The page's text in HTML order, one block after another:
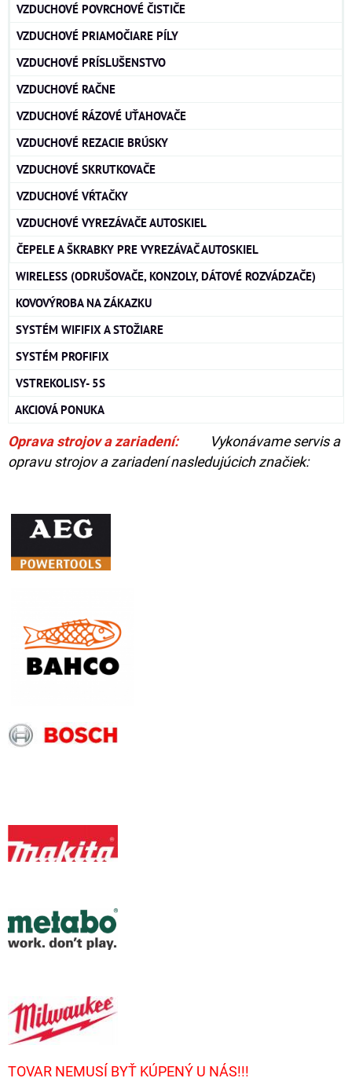
VZDUCHOVÉ POVRCHOVÉ ČISTIČE
VZDUCHOVÉ PRIAMOČIARE PÍLY
VZDUCHOVÉ PRÍSLUŠENSTVO
VZDUCHOVÉ RAČNE
VZDUCHOVÉ RÁZOVÉ UŤAHOVAČE
VZDUCHOVÉ REZACIE BRÚSKY
VZDUCHOVÉ SKRUTKOVAČE
VZDUCHOVÉ VŔTAČKY
VZDUCHOVÉ VYREZÁVAČE AUTOSKIEL
ČEPELE A ŠKRABKY PRE VYREZÁVAČ AUTOSKIEL
WIRELESS (ODRUŠOVAČE, KONZOLY, DÁTOVÉ ROZVÁDZAČE)
KOVOVÝROBA NA ZÁKAZKU
SYSTÉM WIFIFIX A STOŽIARE
SYSTÉM PROFIFIX
VSTREKOLISY- 5S
AKCIOVÁ PONUKA
Oprava strojov a zariadení:
Vykonávame servis a
opravu strojov a zariadení nasledujúcich značiek:
TOVAR NEMUSÍ BYŤ KÚPENÝ U NÁS!!!